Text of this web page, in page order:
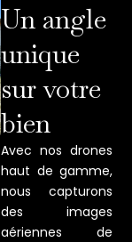
Un angle
unique
sur votre
bien
Avec nos drones
haut de gamme,
nous capturons
des images
aériennes de